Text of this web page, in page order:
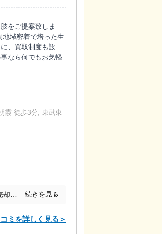
をご提案致しま
域密着で培った生
、買取制度も設
なら何でもお気軽
霞 徒歩3分, 東武東
続きを見る
ミを詳しく見る＞